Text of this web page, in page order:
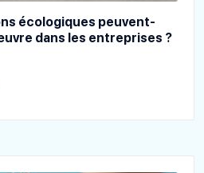
écologiques peuvent-
dans les entreprises ?